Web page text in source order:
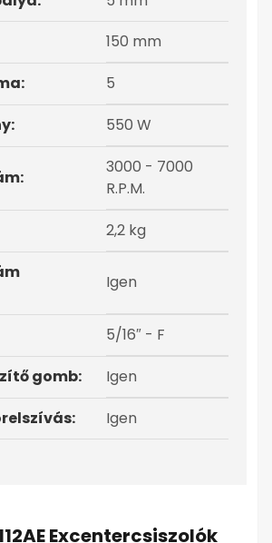
150 mm
5
550 W
3000 - 7000
R.P.M.
2,2 kg
Igen
5/16″ - F
gomb:
Igen
Igen
Excentercsiszolók